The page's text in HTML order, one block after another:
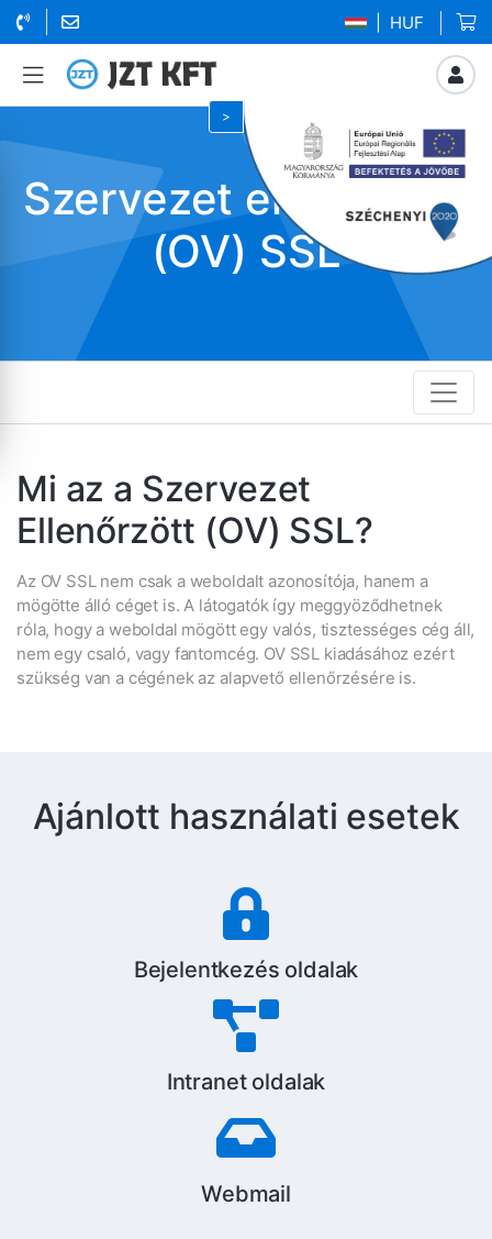
| HUF
Szervezet ellenőrzött
(OV) SSL
Mi az a Szervezet
Ellenőrzött (OV) SSL?
Az OV SSL nem csak a weboldalt azonosítója, hanem a
mögötte álló céget is. A látogatók így meggyöződhetnek
róla, hogy a weboldal mögött egy valós, tisztességes cég áll,
nem egy csaló, vagy fantomcég. OV SSL kiadásához ezért
szükség van a cégének az alapvető ellenőrzésére is.
Ajánlott használati esetek
Bejelentkezés oldalak
Intranet oldalak
Webmail